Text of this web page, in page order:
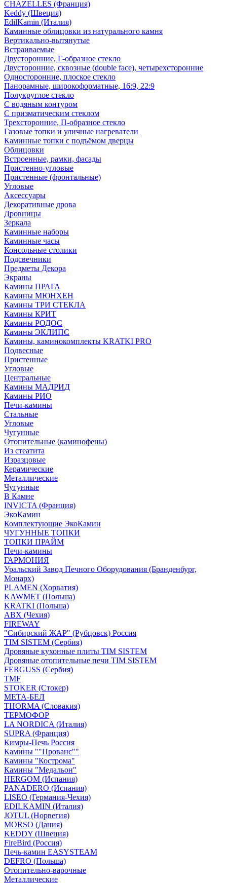
CHAZELLES (Франция)
Keddy (Швеция)
EdilKamin (Италия)
Каминные облицовки из натурального камня
Вертикально-вытянутые
Встраиваемые
Двусторонние, Г-образное стекло
Двусторонние, сквозные (double face), четырехсторонние
Односторонние, плоское стекло
Панорамные, широкоформатные, 16:9, 22:9
Полукруглое стекло
С водяным контуром
С призматическим стеклом
Трехсторонние, П-образное стекло
Газовые топки и уличные нагреватели
Каминные топки с подъёмом дверцы
Облицовки
Встроенные, рамки, фасады
Пристенно-угловые
Пристенные (фронтальные)
Угловые
Аксессуары
Декоративные дрова
Дровницы
Зеркала
Каминные наборы
Каминные часы
Консольные столики
Подсвечники
Предметы Декора
Экраны
Камины ПРАГА
Камины МЮНХЕН
Камины ТРИ СТЕКЛА
Камины КРИТ
Камины РОДОС
Камины ЭКЛИПС
Камины, каминокомплекты KRATKI PRO
Подвесные
Пристенные
Угловые
Центральные
Камины МАДРИД
Камины РИО
Печи-камины
Стальные
Угловые
Чугунные
Отопительные (каминофены)
Из стеатита
Изразцовые
Керамические
Металлические
Чугунные
В Камне
INVICTA (Франция)
ЭкоКамин
Комплектующие ЭкоКамин
ЧУГУННЫЕ ТОПКИ
ТОПКИ ПРАЙМ
Печи-камины
ГАРМОНИЯ
Уральский Завод Печного Оборудования (Бранденбург,
Монарх)
PLAMEN (Хорватия)
KAWMET (Польша)
KRATKI (Польша)
ABX (Чехия)
FIREWAY
"Сибирский ЖАР" (Рубцовск) Россия
TIM SISTEM (Сербия)
Дровяные кухонные плиты TIM SISTEM
Дровяные отопительные печи TIM SISTEM
FERGUSS (Сербия)
TMF
STOKER (Стокер)
МЕТА-БЕЛ
THORMA (Словакия)
ТЕРМОФОР
LA NORDICA (Италия)
SUPRA (Франция)
Кимры-Печь Россия
Камины ""Прованс""
Камины "Кострома"
Камины "Медальон"
HERGOM (Испания)
PANADERO (Испания)
LISEO (Германия-Чехия)
EDILKAMIN (Италия)
JOTUL (Норвегия)
MORSO (Дания)
KEDDY (Швеция)
FireBird (Россия)
Печь-камин EASYSTEAM
DEFRO (Польша)
Отопительно-варочные
Металлические